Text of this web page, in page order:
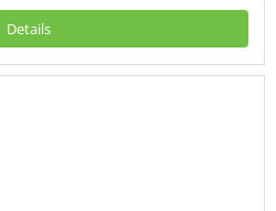
Details